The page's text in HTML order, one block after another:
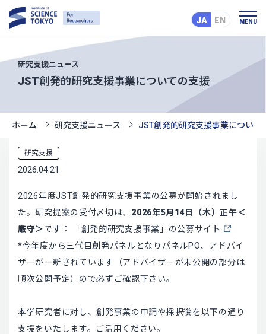
JA EN MENU
研究支援ニュース
JST創発的研究支援事業についての支援
ホーム 研究支援ニュース JST創発的研究支援事業について
研究支援
2026.04.21
2026年度JST創発的研究支援事業の公募が開始されまし
た。研究提案の受付〆切は、 2026年5月14日（木）正午＜
厳守＞です：
「創発的研究支援事業」の公募サイト
*今年度から三代目創発パネルとなりパネルPO、アドバイ
ザーが一新されています（アドバイザーが未公開の部分は
順次公開予定）ので必ずご確認下さい。
本学研究者に対し、創発事業の申請や採択後を以下の通り
支援をいたします。ご活用ください。